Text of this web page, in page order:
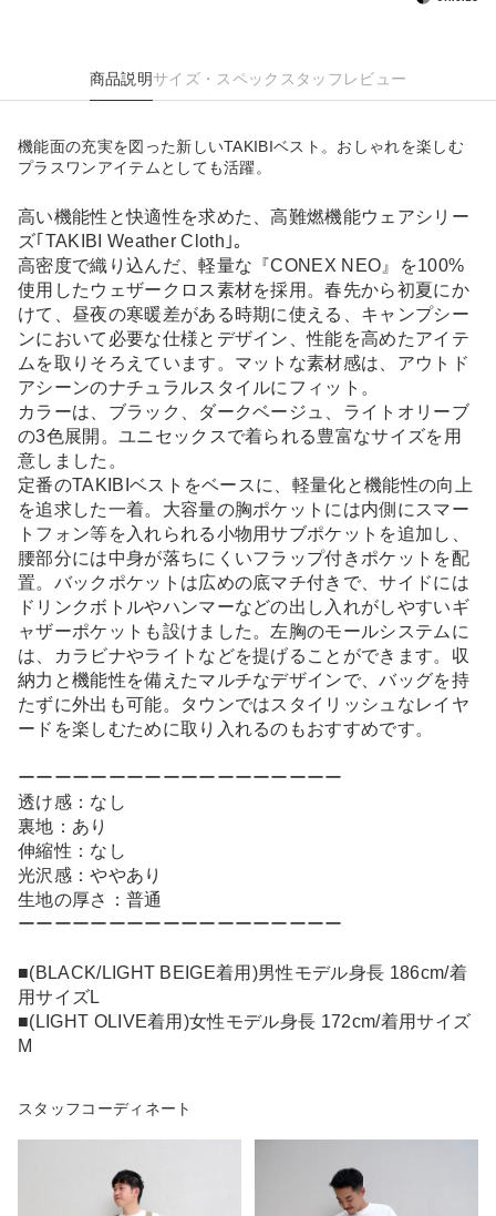
商品説明サイズ・スペック スタッフレビュー
機能面の充実を図った新しいTAKIBIベスト。おしゃれを楽しむ
プラスワンアイテムとしても活躍。
高い機能性と快適性を求めた、高難燃機能ウェアシリー
ズ｢TAKIBI Weather Cloth｣。
高密度で織り込んだ、軽量な『CONEX NEO』を100%
使用したウェザークロス素材を採用。春先から初夏にか
けて、昼夜の寒暖差がある時期に使える、キャンプシー
ンにおいて必要な仕様とデザイン、性能を高めたアイテ
ムを取りそろえています。マットな素材感は、アウトド
アシーンのナチュラルスタイルにフィット。
カラーは、ブラック、ダークベージュ、ライトオリーブ
の3色展開。ユニセックスで着られる豊富なサイズを用
意しました。
定番のTAKIBIベストをベースに、軽量化と機能性の向上
を追求した一着。大容量の胸ポケットには内側にスマー
トフォン等を入れられる小物用サブポケットを追加し、
腰部分には中身が落ちにくいフラップ付きポケットを配
置。バックポケットは広めの底マチ付きで、サイドには
ドリンクボトルやハンマーなどの出し入れがしやすいギ
ャザーポケットも設けました。左胸のモールシステムに
は、カラビナやライトなどを提げることができます。収
納力と機能性を備えたマルチなデザインで、バッグを持
たずに外出も可能。タウンではスタイリッシュなレイヤ
ードを楽しむために取り入れるのもおすすめです。
ーーーーーーーーーーーーーーーーーー
透け感：なし
裏地：あり
伸縮性：なし
光沢感：ややあり
生地の厚さ：普通
ーーーーーーーーーーーーーーーーーー
■(BLACK/LIGHT BEIGE着用)男性モデル身長 186cm/着
用サイズL
■(LIGHT OLIVE着用)女性モデル身長 172cm/着用サイズ
M
スタッフコーディネート